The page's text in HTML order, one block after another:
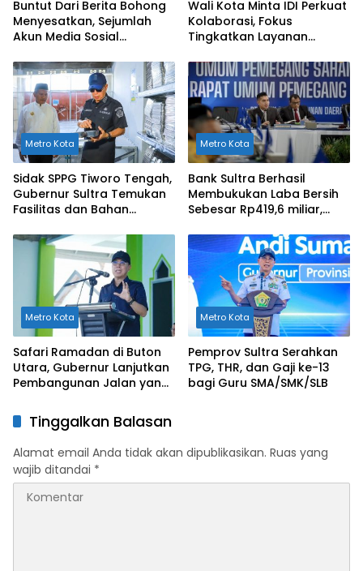
Buntut Dari Berita Bohong
Menyesatkan, Sejumlah
Akun Media Sosial
Wali Kota Minta IDI Perkuat
Kolaborasi, Fokus
Tingkatkan Layanan
Metro Kota
Sidak SPPG Tiworo Tengah,
Gubernur Sultra Temukan
Fasilitas dan Bahan
Standar
Metro Kota
Bank Sultra Berhasil
Membukukan Laba Bersih
Sebesar Rp419,6 miliar,
Capaian Tahun 2024
Metro Kota
Safari Ramadan di Buton
Utara, Gubernur Lanjutkan
Pembangunan Jalan yang
Metro Kota
Pemprov Sultra Serahkan
TPG, THR, dan Gaji ke-13
bagi Guru SMA/SMK/SLB
Tinggalkan Balasan
Alamat email Anda tidak akan dipublikasikan. Ruas yang
wajib ditandai *